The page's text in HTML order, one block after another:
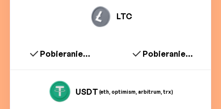
LTC
Pobieranie... Pobieranie...
USDT (eth, optimism, arbitrum, trx)